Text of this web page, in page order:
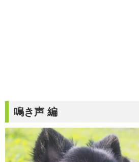
鳴き声 編